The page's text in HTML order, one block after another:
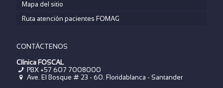
Mapa del sitio
Ruta atención pacientes FOMAG
CONTÁCTENOS
Clínica FOSCAL
PBX +57 607 7008000
Ave. El Bosque # 23 - 60. Floridablanca - Santander